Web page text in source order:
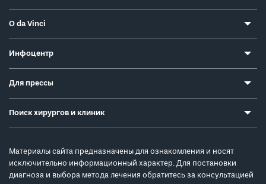
О da Vinci
Инфоцентр
Для прессы
Поиск хирургов и клиник
Материалы сайта предназначены для ознакомления и носят
исключительно информационный характер. Для постановки
диагноза и выбора метода лечения обратитесь за консультацией